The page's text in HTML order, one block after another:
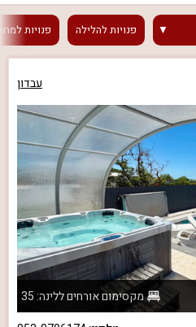
פנויותלהלילה פנויות
עבדון
מקסימום אורחים ללינה: 35